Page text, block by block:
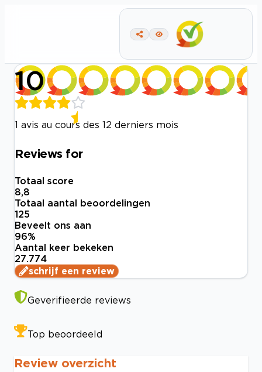
10
1 avis au cours des 12 derniers mois
Reviews for
Totaal score
8,8
Totaal aantal beoordelingen
125
Beveelt ons aan
96%
Aantal keer bekeken
27.774
schrijf een review
Geverifieerde reviews
Top beoordeeld
Review overzicht